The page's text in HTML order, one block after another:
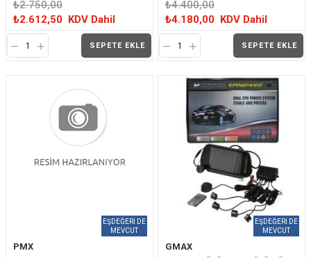
₺2.750,00
₺2.612,50 KDV Dahil
SEPETE EKLE
₺4.400,00
₺4.180,00 KDV Dahil
SEPETE EKLE
PMX GMAX